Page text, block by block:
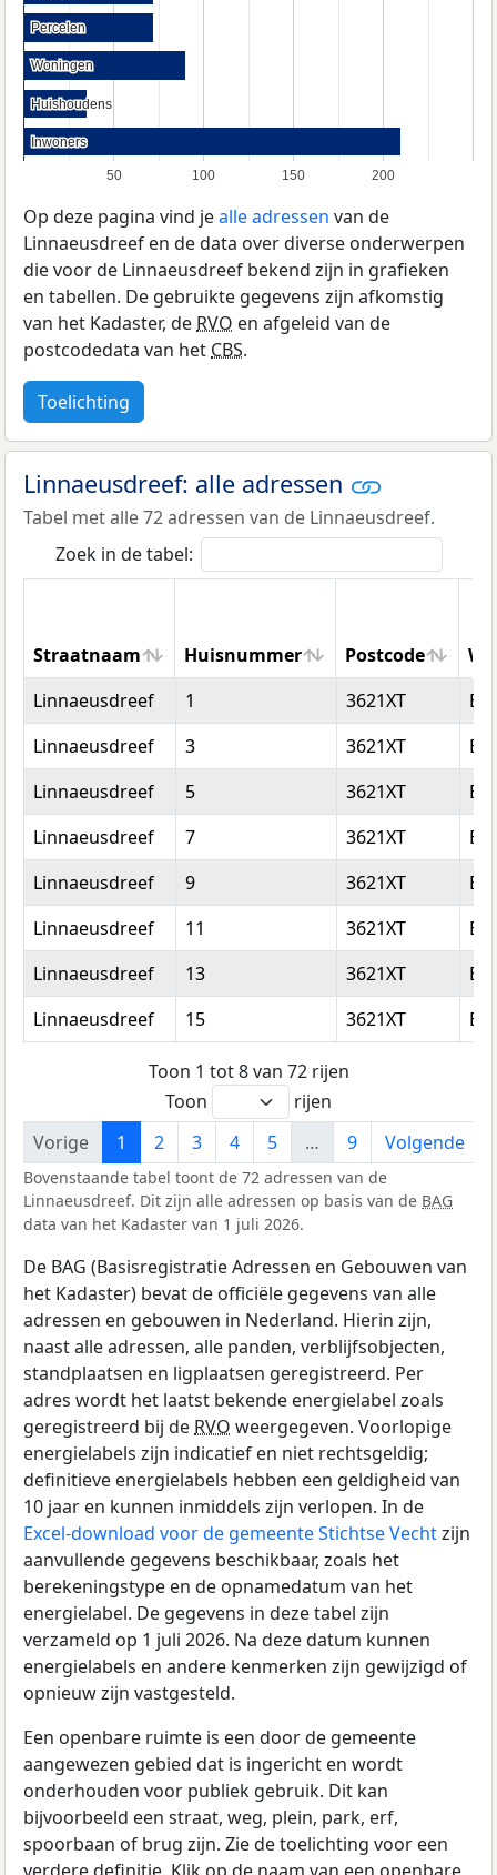
50 100 150 200
Percelen
Percelen
Woningen
Woningen
Huishoudens
Huishoudens
Inwoners
Inwoners
Op deze pagina vind jealle adressen van de
Linnaeusdreef en de data over diverse onderwerpen
die voor de Linnaeusdreef bekend zijn in grafieken
en tabellen. De gebruikte gegevens zijn afkomstig
van het Kadaster, de RVO en afgeleid van de
postcodedata van het CBS.
Toelichting
Linnaeusdreef: alle adressen
Tabel met alle 72 adressen van de Linnaeusdreef.
Zoek in de tabel:
Straatnaam Huisnummer Postcode
Straatnaam
Huisnummer Postcode
Linnaeusdreef 1 3621XT
Linnaeusdreef
3 3621XT
Linnaeusdreef
5 3621XT
Linnaeusdreef
7 3621XT
Linnaeusdreef
9 3621XT
Linnaeusdreef
11 3621XT
Linnaeusdreef
13 3621XT
Linnaeusdreef
15 3621XT
Toon 1 tot 8 van 72 rijen
Toon
rijen
Vorige
1 2 3 4 5 … 9 Volgende
Bovenstaande tabel toont de 72 adressen van de
Linnaeusdreef. Dit zijn alle adressen op basis van de BAG
data van het Kadaster van 1 juli 2026.
De BAG (Basisregistratie Adressen en Gebouwen van
het Kadaster) bevat de officiële gegevens van alle
adressen en gebouwen in Nederland. Hierin zijn,
naast alle adressen, alle panden, verblijfsobjecten,
standplaatsen en ligplaatsen geregistreerd. Per
adres wordt het laatst bekende energielabel zoals
geregistreerd bij de RVO weergegeven. Voorlopige
energielabels zijn indicatief en niet rechtsgeldig;
definitieve energielabels hebben een geldigheid van
10 jaar en kunnen inmiddels zijn verlopen. In de
Excel-download voor de gemeente Stichtse Vechtzijn
aanvullende gegevens beschikbaar, zoals het
berekeningstype en de opnamedatum van het
energielabel. De gegevens in deze tabel zijn
verzameld op 1 juli 2026. Na deze datum kunnen
energielabels en andere kenmerken zijn gewijzigd of
opnieuw zijn vastgesteld.
Een openbare ruimte is een door de gemeente
aangewezen gebied dat is ingericht en wordt
onderhouden voor publiek gebruik. Dit kan
bijvoorbeeld een straat, weg, plein, park, erf,
spoorbaan of brug zijn. Zie de toelichting voor een